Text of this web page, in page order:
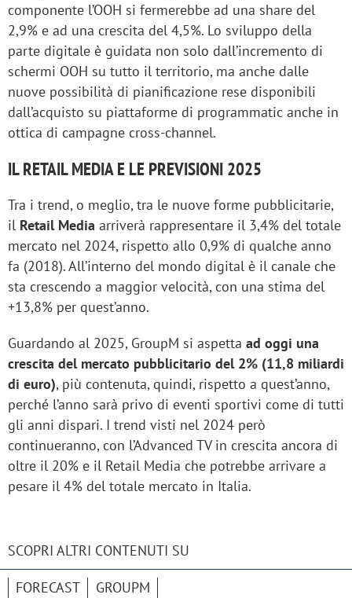
componente l’OOH si fermerebbe ad una share del
2,9% e ad una crescita del 4,5%. Lo sviluppo della
parte digitale è guidata non solo dall’incremento di
schermi OOH su tutto il territorio, ma anche dalle
nuove possibilità di pianificazione rese disponibili
dall’acquisto su piattaforme di programmatic anche in
ottica di campagne cross-channel.
IL RETAIL MEDIA E LE PREVISIONI 2025
Tra i trend, o meglio, tra le nuove forme pubblicitarie,
il Retail Media arriverà rappresentare il 3,4% del totale
mercato nel 2024, rispetto allo 0,9% di qualche anno
fa (2018). All’interno del mondo digital è il canale che
sta crescendo a maggior velocità, con una stima del
+13,8% per quest’anno.
Guardando al 2025, GroupM si aspetta ad oggi una
crescita del mercato pubblicitario del 2% (11,8 miliardi
di euro), più contenuta, quindi, rispetto a quest’anno,
perché l’anno sarà privo di eventi sportivi come di tutti
gli anni dispari. I trend visti nel 2024 però
continueranno, con l’Advanced TV in crescita ancora di
oltre il 20% e il Retail Media che potrebbe arrivare a
pesare il 4% del totale mercato in Italia.
SCOPRI ALTRI CONTENUTI SU
FORECAST GROUPM